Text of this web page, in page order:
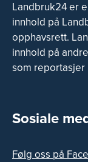
Landbruk24 er
innhold på
opphavsrett.
innhold på
som reportasjer
Sosiale
Følg oss på